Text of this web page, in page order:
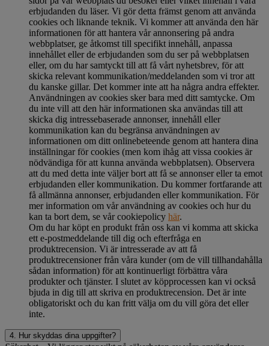
erbjudanden du läser. Vi gör detta främst genom att använda
cookies och liknande teknik. Vi kommer att använda den här
informationen för att hantera vår annonsering på andra
webbplatser, ge åtkomst till specifikt innehåll, anpassa
innehållet eller de erbjudanden som du ser på webbplatsen
eller, om du har samtyckt till att få vårt nyhetsbrev, för att
skicka relevant kommunikation/meddelanden som vi tror att
du kanske gillar. Det kommer inte att ha några andra effekter.
Användningen av cookies sker bara med ditt samtycke. Om
du inte vill att den här informationen ska användas till att
skicka dig intressebaserade annonser, innehåll eller
kommunikation kan du begränsa användningen av
informationen om ditt onlinebeteende genom att hantera dina
inställningar för cookies (men kom ihåg att vissa cookies är
nödvändiga för att kunna använda webbplatsen). Observera
att du med detta inte väljer bort att få se annonser eller ta emot
erbjudanden eller kommunikation. Du kommer fortfarande att
få allmänna annonser, erbjudanden eller kommunikation. För
mer information om vår användning av cookies och hur du
kan ta bort dem, se vår cookiepolicy här.
Om du har köpt en produkt från oss kan vi komma att skicka
ett e-postmeddelande till dig och efterfråga en
produktrecension. Vi är intresserade av att få
produktrecensioner från våra kunder (om de vill tillhandahålla
sådan information) för att kontinuerligt förbättra våra
produkter och tjänster. I slutet av köpprocessen kan vi också
bjuda in dig till att skriva en produktrecension. Det är inte
obligatoriskt och du kan fritt välja om du vill göra det eller
inte.
4. Hur skyddas dina uppgifter?